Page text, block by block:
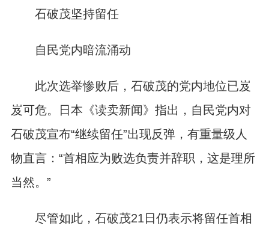
石破茂坚持留任
自民党内暗流涌动
此次选举惨败后，石破茂的党内地位已岌
岌可危。日本《读卖新闻》指出，自民党内对
石破茂宣布“继续留任”出现反弹，有重量级人
物直言：“首相应为败选负责并辞职，这是理所
当然。”
尽管如此，石破茂21日仍表示将留任首相